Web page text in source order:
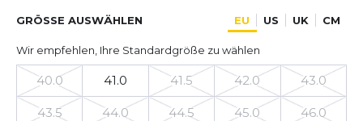
GRÖSSE AUSWÄHLEN EU US UK CM
Wir empfehlen, Ihre Standardgröße zu wählen
40.0 41.0 41.5 42.0 43.0
43.5 44.0 44.5 45.0 46.0